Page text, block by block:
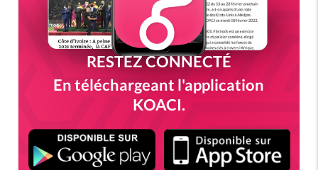
RESTEZ CONNECTÉ
En téléchargeant l'application
KOACI.